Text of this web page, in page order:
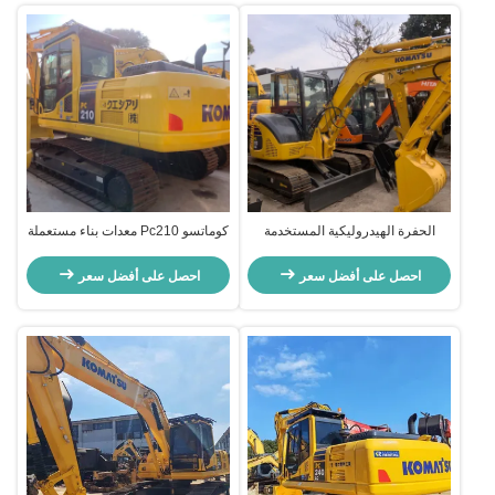
الحفرة الهيدروليكية المستخدمة
احصل على أفضل سعر
كوماتسو Pc210 معدات بناء مستعملة
احصل على أفضل سعر